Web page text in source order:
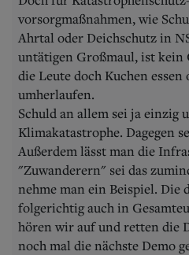
vorsorgmaßnahmen, wie
Ahrtal oder Deichschutz in
untätigen Großmaul, ist kein
die Leute doch Kuchen
umherlaufen.
Schuld an allem sei ja einzig
Klimakatastrophe. Dagegen
Außerdem lässt man die
"Zuwanderern" sei das
nehme man ein Beispiel.
folgerichtig auch in
hören wir auf und retten die
noch mal die nächste Demo